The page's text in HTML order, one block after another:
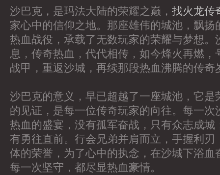
沙巴克，是玛法大陆的荣耀之巅， 找火龙传
家心中的信仰之地。那座雄伟的城池，飘扬
热血战役，承载了无数玩家的荣耀与梦想。
息，传奇热血，代代相传，如今烽火再燃，
战甲，重返沙城，再续那段热血沸腾的传奇
沙巴克的意义，早已超越了一座城池，它是
的见证，是每一位传奇玩家的向往。每一次
热血的盛宴，没有孤军奋战，只有众志成城
有勇往直前。行会兄弟并肩而立，手握利刃
体的荣誉，为了心中的执念，在沙城下浴血
每一次坚守，都尽显热血豪情。